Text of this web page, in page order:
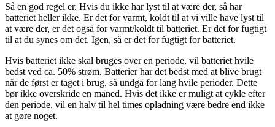
Så en god regel er. Hvis du ikke har lyst til at være der, så har
batteriet heller ikke. Er det for varmt, koldt til at vi ville have lyst til
at være der, er det også for varmt/koldt til batteriet. Er det for fugtigt
til at du synes om det. Igen, så er det for fugtigt for batteriet.
Hvis batteriet ikke skal bruges over en periode, vil batteriet hvile
bedst ved ca. 50% strøm. Batterier har det bedst med at blive brugt
når de først er taget i brug, så undgå for lang hvile perioder. Dette
bør ikke overskride en måned. Hvis det ikke er muligt at cykle efter
den periode, vil en halv til hel times opladning være bedre end ikke
at gøre noget.